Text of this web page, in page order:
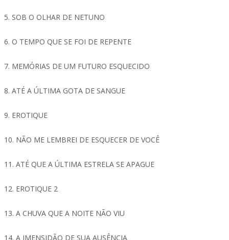
5. SOB O OLHAR DE NETUNO
6. O TEMPO QUE SE FOI DE REPENTE
7. MEMÓRIAS DE UM FUTURO ESQUECIDO
8. ATÉ A ÚLTIMA GOTA DE SANGUE
9. EROTIQUE
10. NÃO ME LEMBREI DE ESQUECER DE VOCÊ
11. ATÉ QUE A ÚLTIMA ESTRELA SE APAGUE
12. EROTIQUE 2
13. A CHUVA QUE A NOITE NÃO VIU
14. A IMENSIDÃO DE SUA AUSÊNCIA